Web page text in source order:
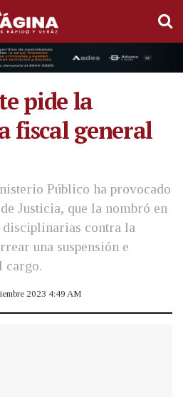
pide la
fiscal general
Público ha provocado
Justicia, que la nombró en
disciplinarias contra la
una suspensión e
cargo.
2023 4:49 AM